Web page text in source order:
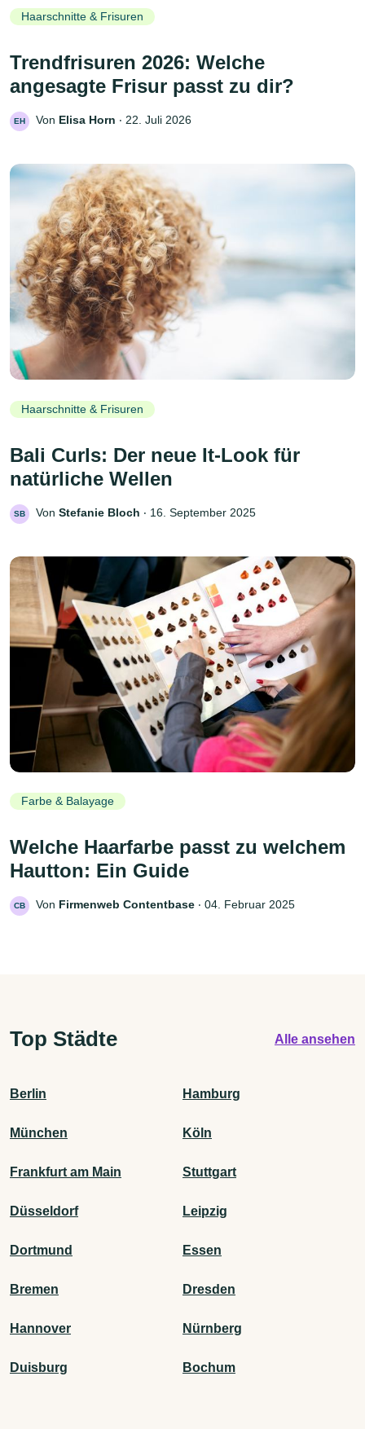
Haarschnitte & Frisuren
Trendfrisuren 2026: Welche
angesagte Frisur passt zu dir?
EH Von Elisa Horn ‧ 22. Juli 2026
Haarschnitte & Frisuren
Bali Curls: Der neue It-Look für
natürliche Wellen
SB Von Stefanie Bloch ‧ 16. September 2025
Farbe & Balayage
Welche Haarfarbe passt zu welchem
Hautton: Ein Guide
CB Von Firmenweb Contentbase ‧ 04. Februar 2025
Top Städte Alle ansehen
Berlin Hamburg
München Köln
Frankfurt am Main Stuttgart
Düsseldorf Leipzig
Dortmund Essen
Bremen Dresden
Hannover Nürnberg
Duisburg Bochum